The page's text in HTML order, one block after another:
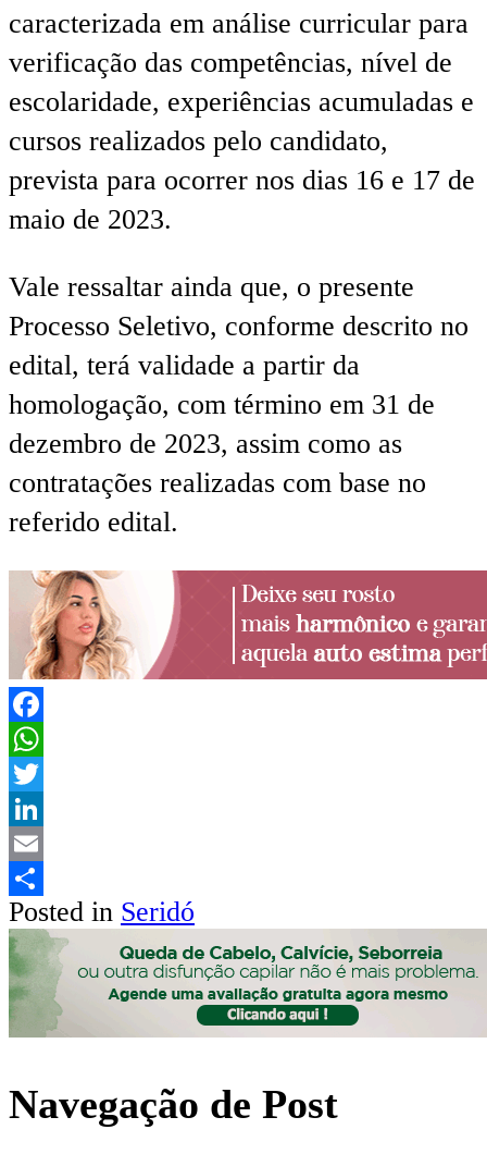
caracterizada em análise curricular para
verificação das competências, nível de
escolaridade, experiências acumuladas e
cursos realizados pelo candidato,
prevista para ocorrer nos dias 16 e 17 de
maio de 2023.
Vale ressaltar ainda que, o presente
Processo Seletivo, conforme descrito no
edital, terá validade a partir da
homologação, com término em 31 de
dezembro de 2023, assim como as
contratações realizadas com base no
referido edital.
Facebook
WhatsApp
Twitter
LinkedIn
Email
Share
Posted in Seridó
Navegação de Post